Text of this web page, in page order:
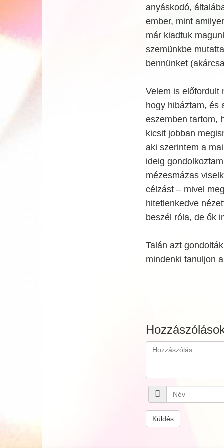
anyáskodó,
ember, mint
már kiadtuk
szemünkbe
bennünket
Velem is előfordult
hogy hibáztam, és
eszemben tartom,
kicsit jobban
aki szerintem a
ideig
mézesmázas
célzást – mivel
hitetlenkedve
beszél róla, de ők
Talán azt
mindenki tanuljon
Küldés